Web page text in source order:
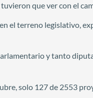
que ver con el
el terreno legislativo,
y tanto
solo 127 de 2553